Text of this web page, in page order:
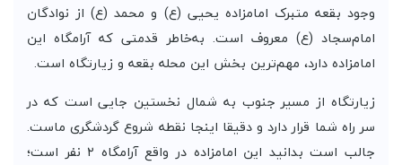
وجود بقعه متبرک امامزاده یحیی (ع) و محمد (ع) از نوادگان
امام‌سجاد (ع) معروف است. به‌خاطر قدمتی که آرامگاه این
امامزاده دارد، مهم‌ترین بخش این محله بقعه و زیارتگاه است.
زیارتگاه از مسیر جنوب به شمال نخستین جایی است که در
سر راه شما قرار دارد و دقیقا اینجا نقطه شروع گردشگری ماست.
جالب است بدانید این امامزاده در واقع آرامگاه ۲ نفر است؛